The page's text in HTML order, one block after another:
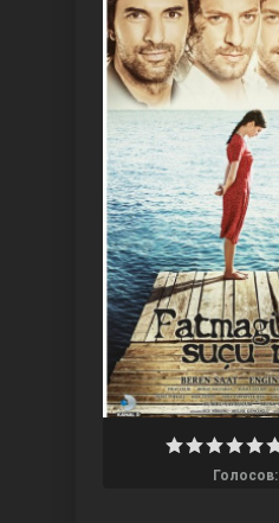
Ты назови
Запретный плод
Голосов: